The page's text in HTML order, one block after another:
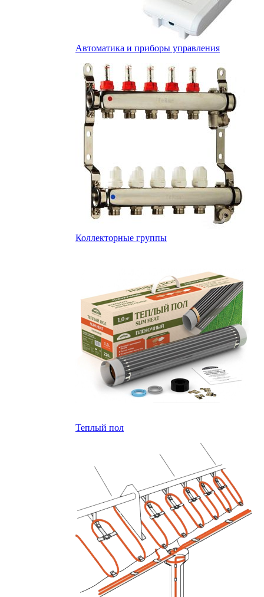
Автоматика и приборы управления
Коллекторные группы
Теплый пол